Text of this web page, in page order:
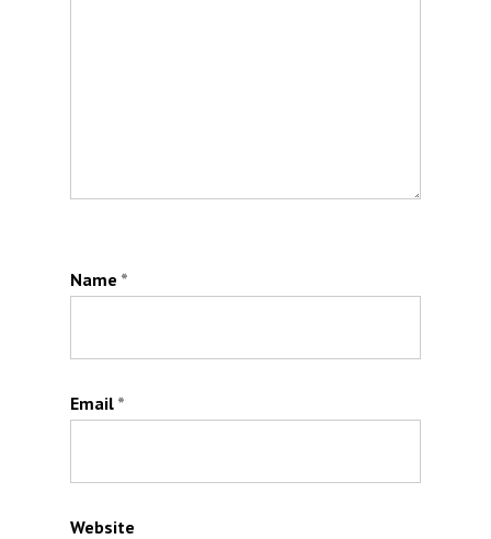
Name *
Email *
Website